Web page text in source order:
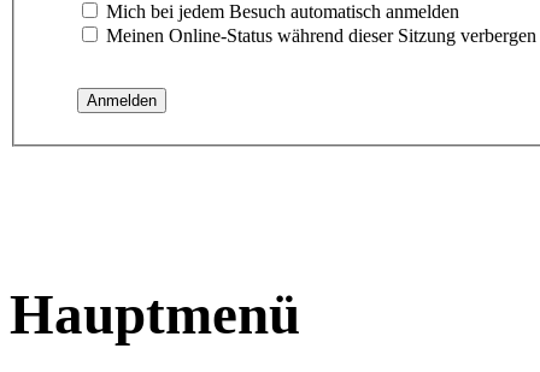
Mich bei jedem Besuch automatisch anmelden
Meinen Online-Status während dieser Sitzung verbergen
Hauptmenü